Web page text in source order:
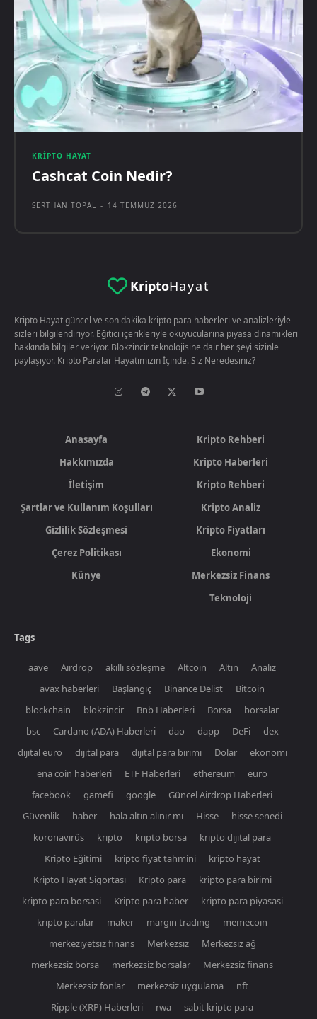
KRIPTO HAYAT
Cashcat Coin Nedir?
SERTHAN TOPAL - 14 TEMMUZ 2026
KriptoHayat
Kripto Hayat güncel ve son dakika kripto para haberleri ve analizleriyle
sizleri bilgilendiriyor. Eğitici içerikleriyle okuyucularina piyasa dinamikleri
hakkında bilgiler veriyor. Blokzincir teknolojisine dair her şeyi sizinle
paylaşıyor. Kripto Paralar Hayatımızın İçinde. Siz Neredesiniz?
Anasayfa
Hakkımızda
İletişim
Şartlar ve Kullanım Koşulları
Gizlilik Sözleşmesi
Çerez Politikası
Künye
Kripto Rehberi
Kripto Haberleri
Kripto Rehberi
Kripto Analiz
Kripto Fiyatları
Ekonomi
Merkezsiz Finans
Teknoloji
Tags
aave Airdrop akıllı sözleşme Altcoin Altın
Analiz
avax haberleri
Başlangıç Binance Delist
Bitcoin
blockchain
blokzincir Bnb Haberleri Borsa
borsalar
bsc
Cardano (ADA) Haberleri dao dapp DeFi
dex
dijital euro
dijital para dijital para birimi Dolar
ekonomi
ena coin haberleri
ETF Haberleri ethereum
euro
facebook
gamefi google
Güncel Airdrop Haberleri
Güvenlik
haber hala altın alınır mı Hisse
hisse senedi
koronavirüs
kripto kripto borsa
kripto dijital para
Kripto Eğitimi
kripto fiyat tahmini
kripto hayat
Kripto Hayat Sigortası
Kripto para
kripto para birimi
kripto para borsasi
Kripto para haber
kripto para piyasasi
kripto paralar
maker margin trading
memecoin
merkeziyetsiz finans
Merkezsiz
Merkezsiz ağ
merkezsiz borsa
merkezsiz borsalar
Merkezsiz finans
Merkezsiz fonlar
merkezsiz uygulama
nft
Ripple (XRP) Haberleri
rwa sabit kripto para